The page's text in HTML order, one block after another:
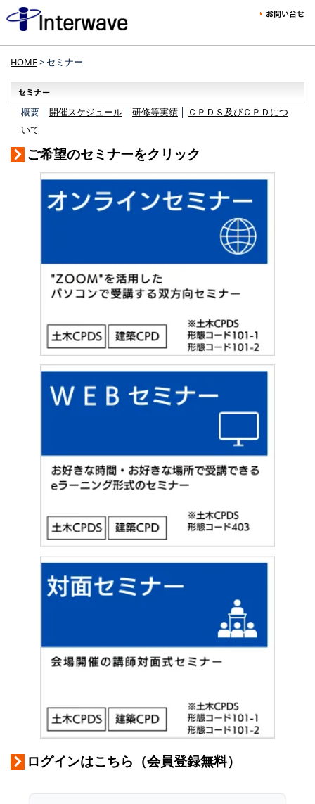
HOME> セミナー
概要 │ 開催スケジュール 研修等実績
ＣＰＤＳ及びＣＰＤにつ
いて
ご希望のセミナーをクリック
ログインはこちら（会員登録無料）